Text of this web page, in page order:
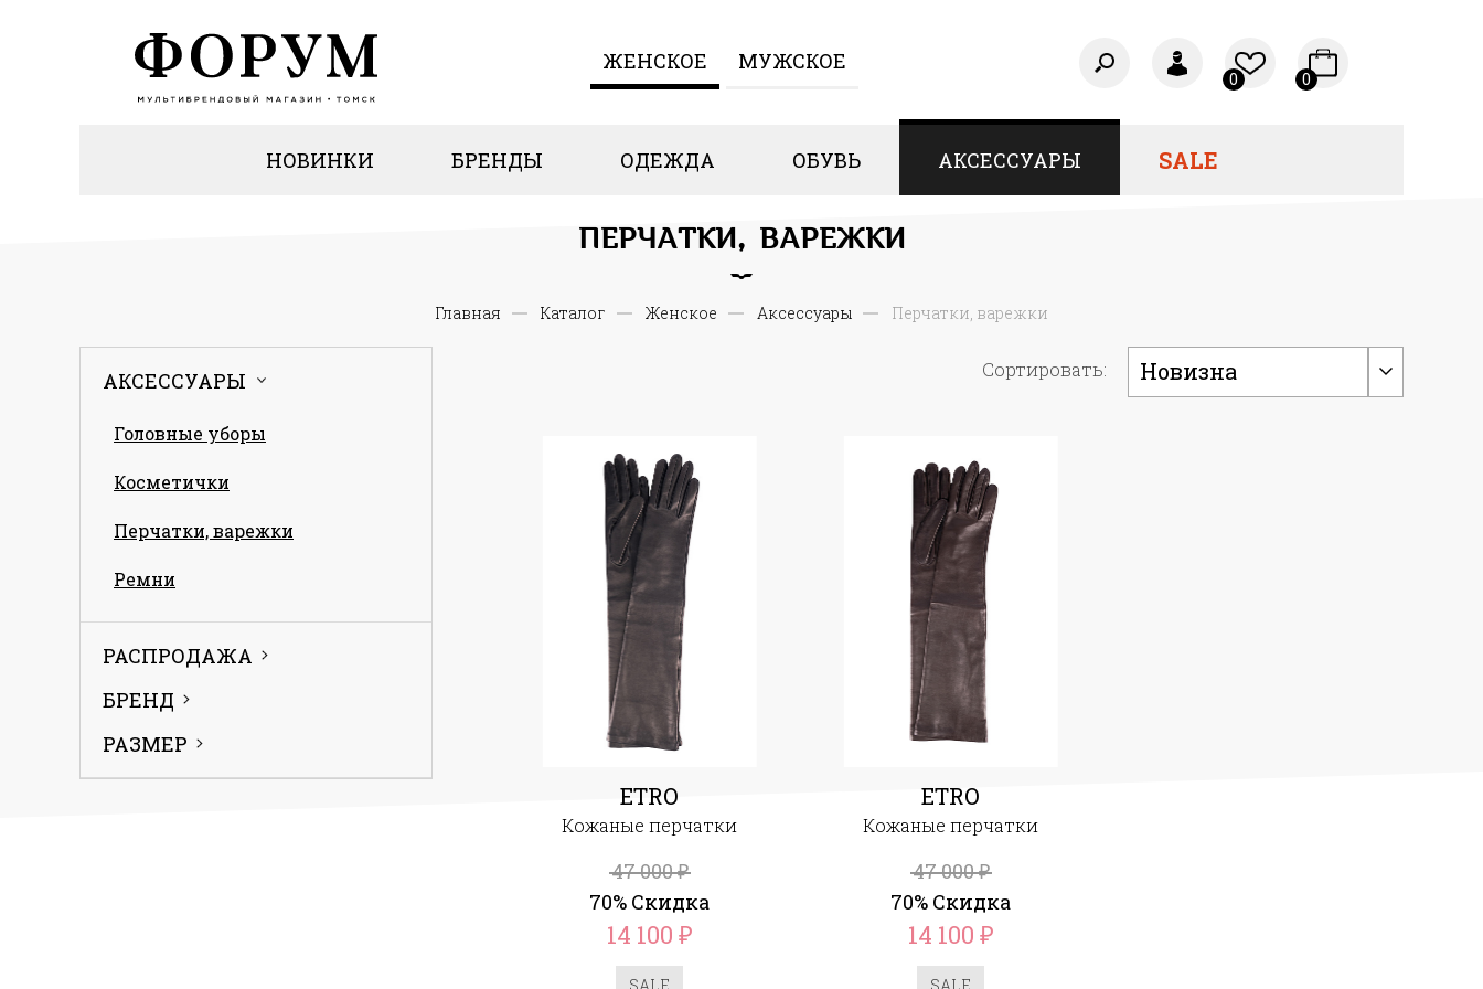
ЖЕНCКОЕ МУЖСКОЕ
0 0
НОВИНКИ БРЕНДЫ ОДЕЖДА ОБУВЬ АКСЕССУАРЫ SALE
ПЕРЧАТКИ, ВАРЕЖКИ
Главная Каталог Женcкое Аксессуары Перчатки, варежки
АКСЕССУАРЫ
Головные уборы
Косметички
Перчатки, варежки
Ремни
РАСПРОДАЖА
БРЕНД
РАЗМЕР
Сортировать: Новизна
ETRO
Кожаные перчатки
47 000₽
70% Скидка
14 100 ₽
SALE
ETRO
Кожаные перчатки
47 000₽
70% Скидка
14 100 ₽
SALE